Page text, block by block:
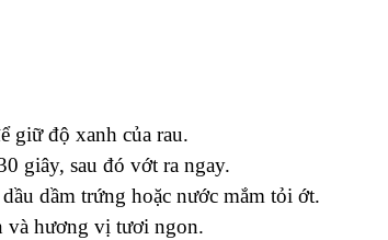
giữ độ xanh của rau.
giây, sau đó vớt ra ngay.
dầm trứng hoặc nước mắm tỏi ớt.
và hương vị tươi ngon.